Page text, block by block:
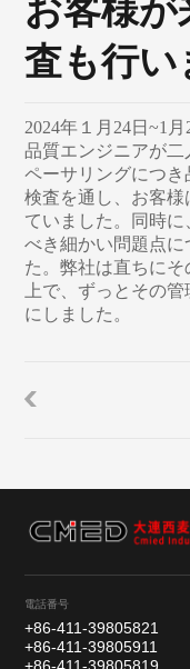
お客様が
査も行い
2024年１月24日~1
品質エンジニアが
ペーサリングにつ
検査を通し、お客様
ていました。同時
べき細かい問題点
た。弊社は直ちに
上で、ずっとその
にしました。
電話番号
+86-411-39805821
+86-411-39805911